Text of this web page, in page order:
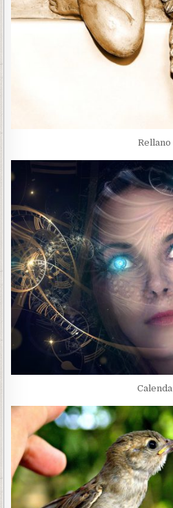
Rellano
Calenda